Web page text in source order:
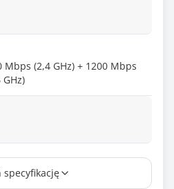
(2,4 GHz) + 1200 Mbps
specyfikację